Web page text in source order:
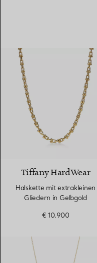
Tiffany HardWear
Halskette mit extrakleinen
Gliedern in Gelbgold
€ 10.900